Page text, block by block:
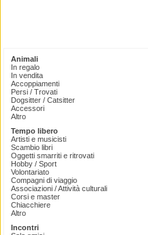
Animali
In regalo
In vendita
Accoppiamenti
Persi / Trovati
Dogsitter / Catsitter
Accessori
Altro
Tempo libero
Artisti e musicisti
Scambio libri
Oggetti smarriti e ritrovati
Hobby / Sport
Volontariato
Compagni di viaggio
Associazioni / Attività culturali
Corsi e master
Chiacchiere
Altro
Incontri